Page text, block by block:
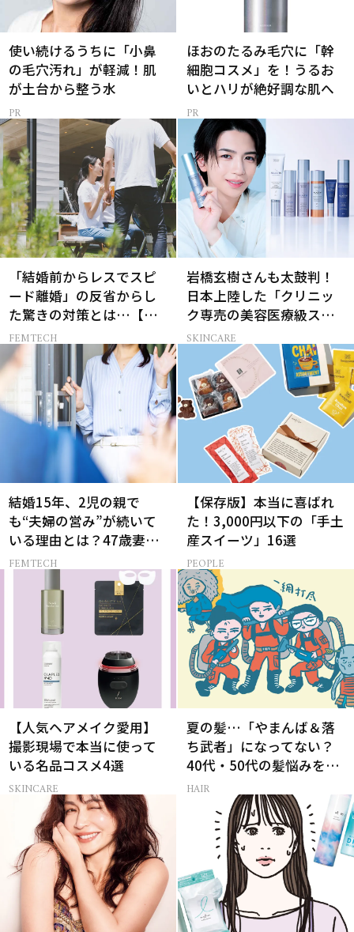
使い続けるうちに「小鼻
の毛穴汚れ」が軽減！肌
が土台から整う水
ほおのたるみ毛穴に「幹
細胞コスメ」を！うるお
いとハリが絶好調な肌へ
「結婚前からレスでスピ
ード離婚」の反省からし
た驚きの対策とは…【セ
ックスレス AND THE
CITY -女たちの告白-】
FEMTECH
岩橋玄樹さんも太鼓判！
日本上陸した「クリニッ
ク専売の美容医療級スキ
ンケア」
SKINCARE
結婚15年、2児の親で
も“夫婦の営み”が続いて
いる理由とは？47歳妻が
実践する【レスにならな
FEMTECH
【保存版】本当に喜ばれ
た！3,000円以下の「手土
産スイーツ」16選
PEOPLE
【人気ヘアメイク愛用】
撮影現場で本当に使って
いる名品コスメ4選
SKINCARE
夏の髪…「やまんば＆落
ち武者」になってない？
40代・50代の髪悩みをレ
スキューする裏ワザ
HAIR